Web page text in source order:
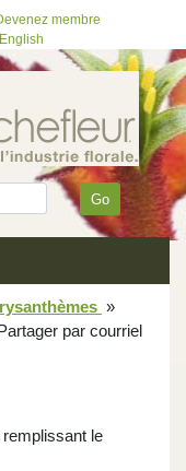
membre
English
Go
»
par courriel
le